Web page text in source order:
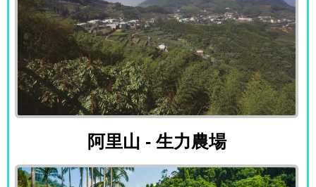
阿里山 - 生力農場
阿里山 - 生力農場